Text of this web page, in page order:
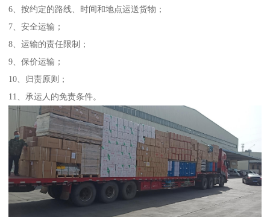
6、按约定的路线、时间和地点运送货物；
7、安全运输；
8、运输的责任限制；
9、保价运输；
10、归责原则；
11、承运人的免责条件。